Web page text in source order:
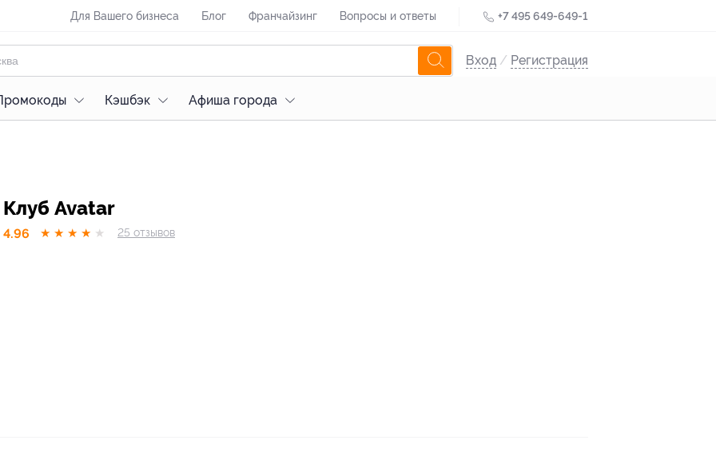
Для Вашего бизнеса Блог Франчайзинг Вопросы и ответы +7 495 649-649-1
Вход / Регистрация
Кэшбэк Афиша города
Клуб Avatar
4.96 ★ ★ ★ ★ ★ 25 отзывов